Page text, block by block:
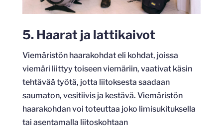
5. Haarat ja lattikaivot
Viemäristön haarakohdat eli kohdat, joissa
viemäri liittyy toiseen viemäriin, vaativat käsin
tehtävää työtä, jotta liitoksesta saadaan
saumaton, vesitiivis ja kestävä. Viemäristön
haarakohdan voi toteuttaa joko limisukituksella
tai asentamalla liitoskohtaan